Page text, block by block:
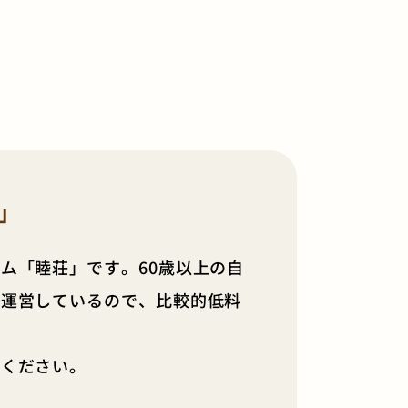
「睦荘」です。60歳以上の自
営しているので、比較的低料
ださい。